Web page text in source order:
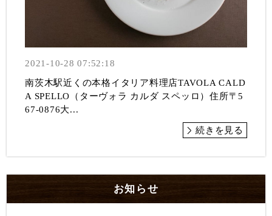
2021-10-28 07:52:18
南茨木駅近くの本格イタリア料理店TAVOLA CALD
A SPELLO（ターヴォラ カルダ スペッロ）住所〒5
67-0876大...
続きを見る
お知らせ